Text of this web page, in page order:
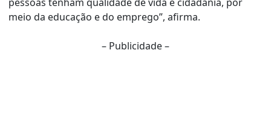
meio da educação e do emprego”, afirma.
– Publicidade –